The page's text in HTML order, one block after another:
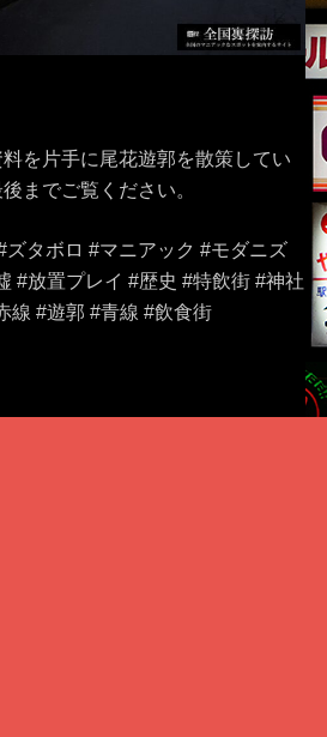
を片手に尾花遊郭を散策してい
までご覧ください。
タボロ #マニアック #モダニズ
#放置プレイ #歴史 #特飲街 #神社
線 #遊郭 #青線 #飲食街